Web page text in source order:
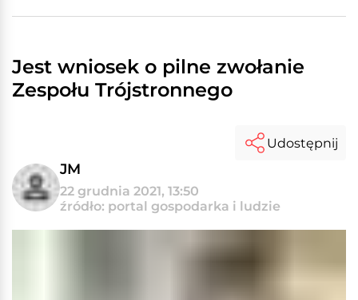
Jest wniosek o pilne zwołanie
Zespołu Trójstronnego
JM
22 grudnia 2021, 13:50
źródło: portal gospodarka i ludzie
Udostępnij